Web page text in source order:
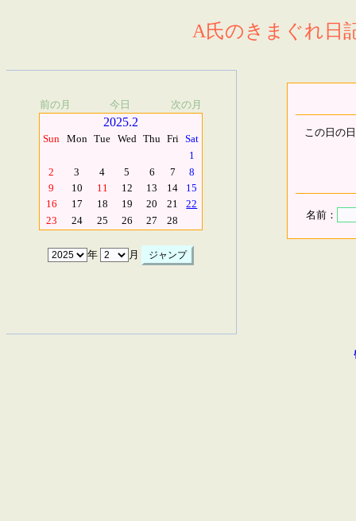
A氏のきまぐれ日
前の月 今日 次の月
2025.2
Sun Mon Tue Wed Thu Fri Sat
1
2
3 4 5 6 7
8
9
10 11 12 13 14
15
16
17 18 19 20 21
22
23
24 25 26 27 28
年 月
この日の
名前：